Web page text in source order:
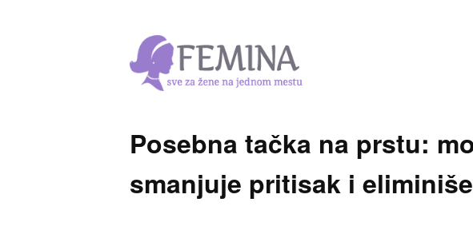
Posebna tačka na prstu:
smanjuje pritisak i